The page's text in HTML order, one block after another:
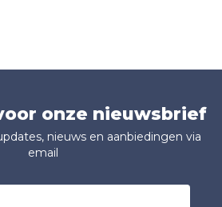
onze nieuwsbrief
nieuws en aanbiedingen via
email